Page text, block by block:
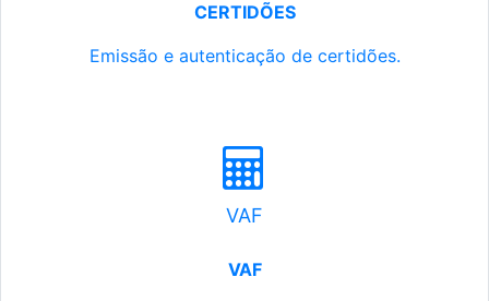
CERTIDÕES
Emissão e autenticação de certidões.
VAF
VAF